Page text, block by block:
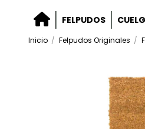
FELPUDOS
Inicio Felpudos Originales